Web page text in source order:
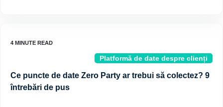
Platformă de date despre clienți
Ce puncte de date Zero Party ar trebui să colectez? 9
întrebări de pus